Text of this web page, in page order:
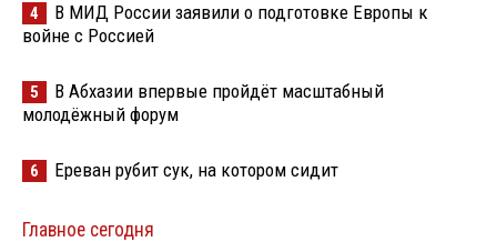
4
В МИД России заявили о подготовке Европы к
войне с Россией
5
В Абхазии впервые пройдёт масштабный
молодёжный форум
6 Ереван рубит сук, на котором сидит
Главное сегодня